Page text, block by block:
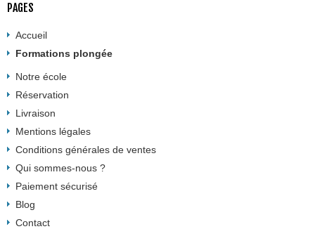
PAGES
Accueil
Formations plongée
Notre école
Réservation
Livraison
Mentions légales
Conditions générales de ventes
Qui sommes-nous ?
Paiement sécurisé
Blog
Contact